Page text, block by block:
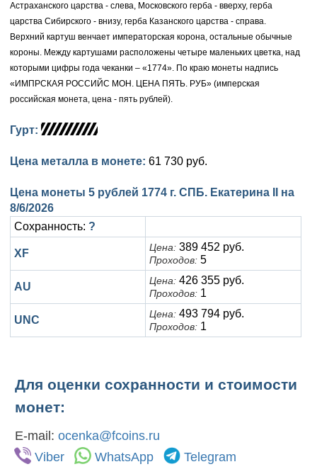
Ливонезы
Альбертусталер
Петр I (1682-1725)
Золото
Серебро
Медь
Для Речи Посполитой
Астраханского царства - слева, Московского герба - вверху, герба
царства Сибирского - внизу, герба Казанского царства - справа.
Верхний картуш венчает императорская корона, остальные обычные
короны. Между картушами расположены четыре маленьких цветка, над
которыми цифры года чеканки – «1774». По краю монеты надпись
«ИМПРСКАЯ РОССИЙС МОН. ЦЕНА ПЯТЬ. РУБ» (имперская
российская монета, цена - пять рублей).
Гурт:
Цена металла в монете: 61 730 руб.
Цена монеты 5 рублей 1774 г. СПБ. Екатерина II на
8/6/2026
Сохранность: ?
XF Цена: 389 452 руб.
Проходов: 5
AU Цена: 426 355 руб.
Проходов: 1
UNC Цена: 493 794 руб.
Проходов: 1
Для оценки сохранности и стоимости
монет:
E-mail: ocenka@fcoins.ru
Viber
WhatsApp Telegram